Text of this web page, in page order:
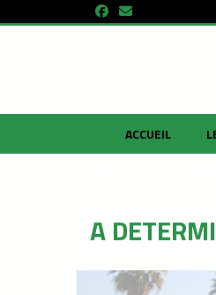
ACCUEIL
A
Panneau de gestion des cookies